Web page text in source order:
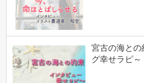
宮古の海との
グ幸せラピ